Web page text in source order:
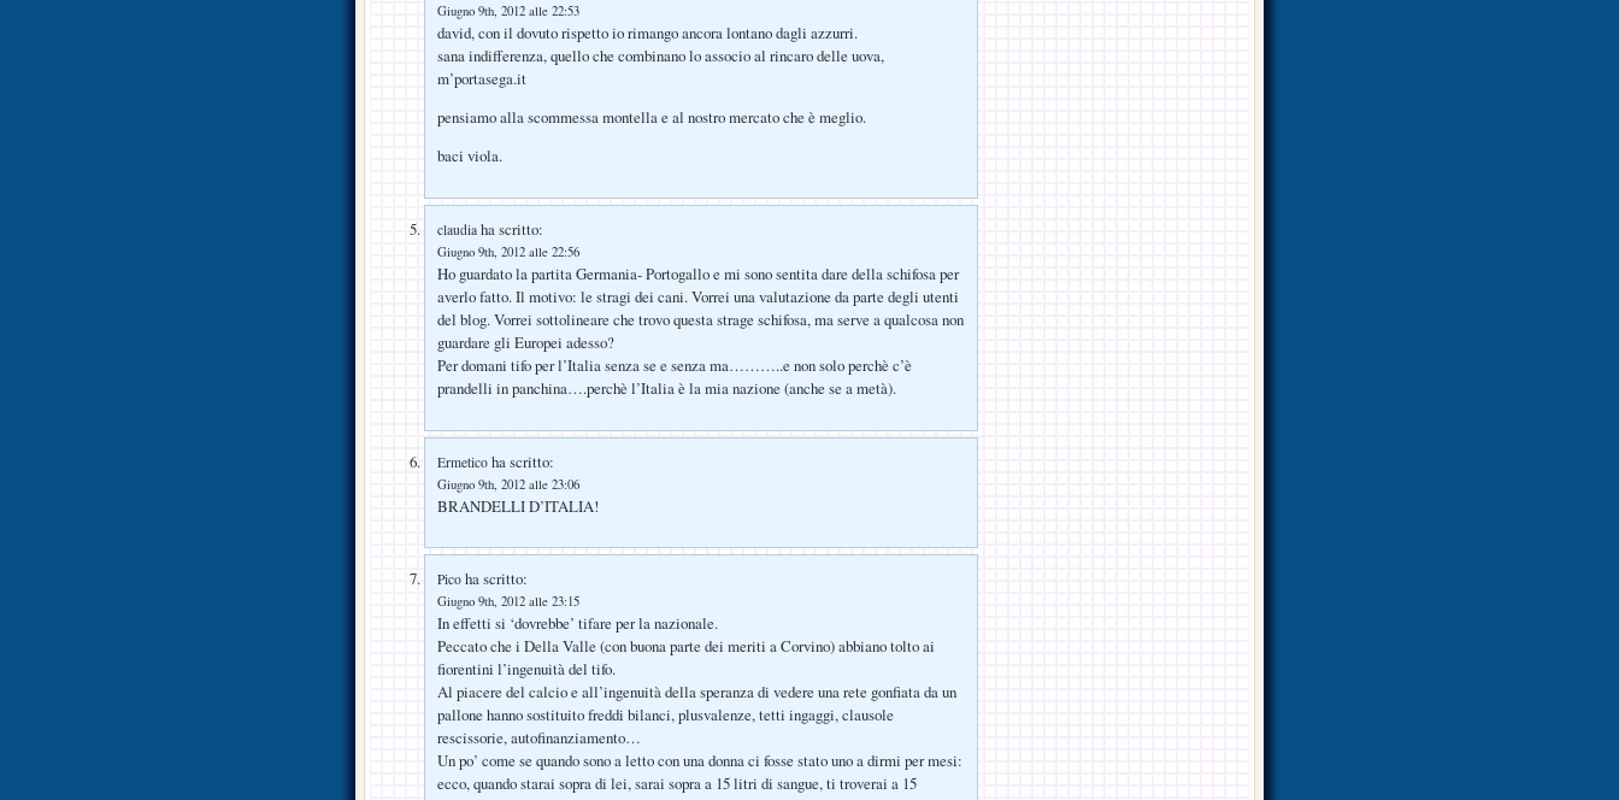
Giugno 9th, 2012 alle 22:53
david, con il dovuto rispetto io rimango ancora lontano dagli azzurri.
sana indifferenza, quello che combinano lo associo al rincaro delle uova,
m’portasega.it
pensiamo alla scommessa montella e al nostro mercato che è meglio.
baci viola.
claudia ha scritto:
Giugno 9th, 2012 alle 22:56
Ho guardato la partita Germania- Portogallo e mi sono sentita dare della schifosa per
averlo fatto. Il motivo: le stragi dei cani. Vorrei una valutazione da parte degli utenti
del blog. Vorrei sottolineare che trovo questa strage schifosa, ma serve a qualcosa non
guardare gli Europei adesso?
Per domani tifo per l’Italia senza se e senza ma………..e non solo perchè c’è
prandelli in panchina….perchè l’Italia è la mia nazione (anche se a metà).
Ermetico ha scritto:
Giugno 9th, 2012 alle 23:06
BRANDELLI D’ITALIA!
Pico ha scritto:
Giugno 9th, 2012 alle 23:15
In effetti si ‘dovrebbe’ tifare per la nazionale.
Peccato che i Della Valle (con buona parte dei meriti a Corvino) abbiano tolto ai
fiorentini l’ingenuità del tifo.
Al piacere del calcio e all’ingenuità della speranza di vedere una rete gonfiata da un
pallone hanno sostituito freddi bilanci, plusvalenze, tetti ingaggi, clausole
rescissorie, autofinanziamento…
Un po’ come se quando sono a letto con una donna ci fosse stato uno a dirmi per mesi:
ecco, quando starai sopra di lei, sarai sopra a 15 litri di sangue, ti troverai a 15